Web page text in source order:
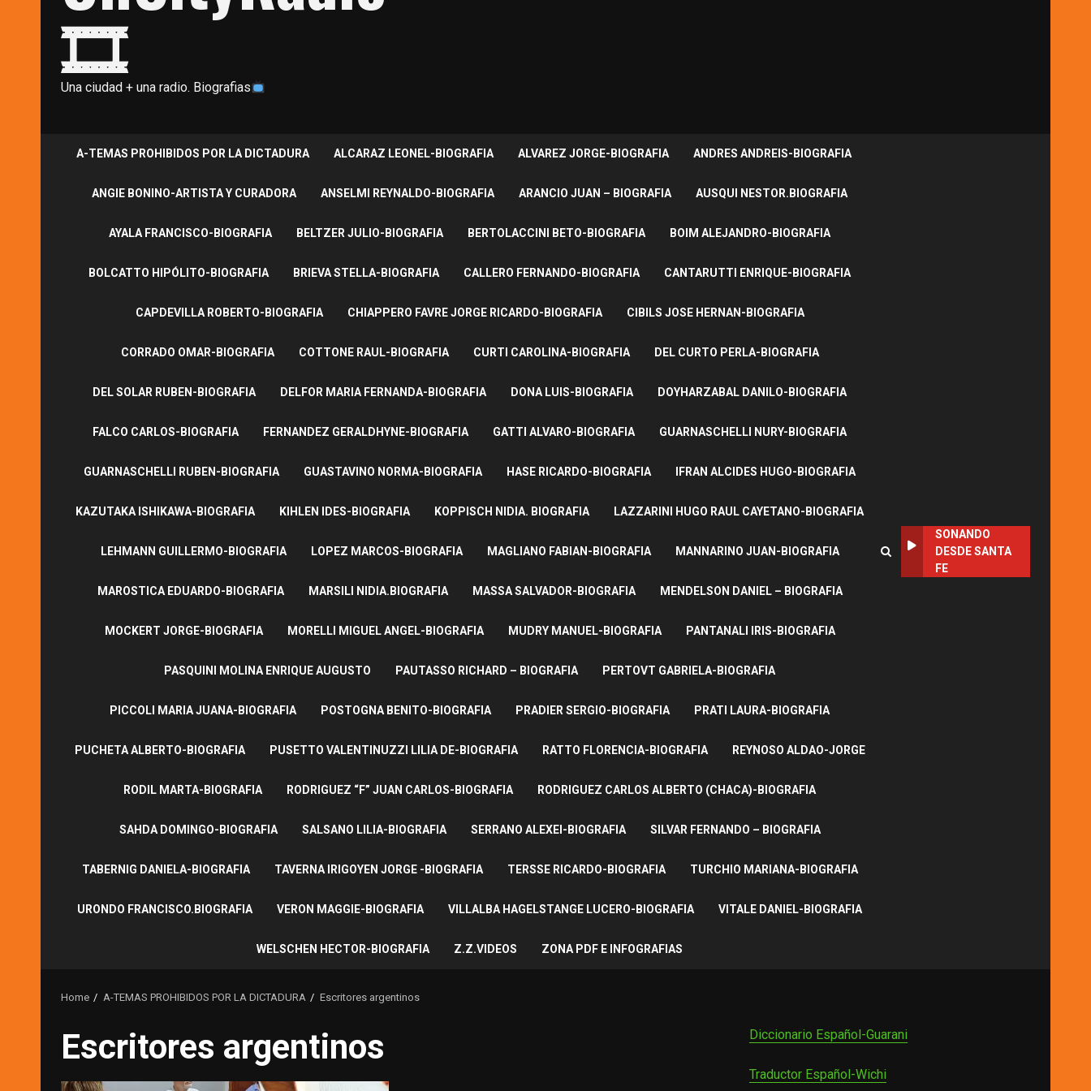
🎞
Una ciudad + una radio. Biografias
A-TEMAS PROHIBIDOS POR LA DICTADURA ALCARAZ LEONEL-BIOGRAFIA ALVAREZ JORGE-BIOGRAFIA ANDRES ANDREIS-BIOGRAFIA
ANGIE BONINO-ARTISTA Y CURADORA ANSELMI REYNALDO-BIOGRAFIA ARANCIO JUAN – BIOGRAFIA AUSQUI NESTOR.BIOGRAFIA
AYALA FRANCISCO-BIOGRAFIA BELTZER JULIO-BIOGRAFIA BERTOLACCINI BETO-BIOGRAFIA BOIM ALEJANDRO-BIOGRAFIA
BOLCATTO HIPÓLITO-BIOGRAFIA BRIEVA STELLA-BIOGRAFIA CALLERO FERNANDO-BIOGRAFIA CANTARUTTI ENRIQUE-BIOGRAFIA
CAPDEVILLA ROBERTO-BIOGRAFIA CHIAPPERO FAVRE JORGE RICARDO-BIOGRAFIA CIBILS JOSE HERNAN-BIOGRAFIA
CORRADO OMAR-BIOGRAFIA COTTONE RAUL-BIOGRAFIA CURTI CAROLINA-BIOGRAFIA DEL CURTO PERLA-BIOGRAFIA
DEL SOLAR RUBEN-BIOGRAFIA DELFOR MARIA FERNANDA-BIOGRAFIA DONA LUIS-BIOGRAFIA DOYHARZABAL DANILO-BIOGRAFIA
FALCO CARLOS-BIOGRAFIA FERNANDEZ GERALDHYNE-BIOGRAFIA GATTI ALVARO-BIOGRAFIA GUARNASCHELLI NURY-BIOGRAFIA
GUARNASCHELLI RUBEN-BIOGRAFIA GUASTAVINO NORMA-BIOGRAFIA HASE RICARDO-BIOGRAFIA IFRAN ALCIDES HUGO-BIOGRAFIA
KAZUTAKA ISHIKAWA-BIOGRAFIA KIHLEN IDES-BIOGRAFIA KOPPISCH NIDIA. BIOGRAFIA LAZZARINI HUGO RAUL CAYETANO-BIOGRAFIA
LEHMANN GUILLERMO-BIOGRAFIA LOPEZ MARCOS-BIOGRAFIA MAGLIANO FABIAN-BIOGRAFIA MANNARINO JUAN-BIOGRAFIA
MAROSTICA EDUARDO-BIOGRAFIA MARSILI NIDIA.BIOGRAFIA MASSA SALVADOR-BIOGRAFIA MENDELSON DANIEL – BIOGRAFIA
MOCKERT JORGE-BIOGRAFIA MORELLI MIGUEL ANGEL-BIOGRAFIA MUDRY MANUEL-BIOGRAFIA PANTANALI IRIS-BIOGRAFIA
PASQUINI MOLINA ENRIQUE AUGUSTO PAUTASSO RICHARD – BIOGRAFIA PERTOVT GABRIELA-BIOGRAFIA
PICCOLI MARIA JUANA-BIOGRAFIA POSTOGNA BENITO-BIOGRAFIA PRADIER SERGIO-BIOGRAFIA PRATI LAURA-BIOGRAFIA
PUCHETA ALBERTO-BIOGRAFIA PUSETTO VALENTINUZZI LILIA DE-BIOGRAFIA RATTO FLORENCIA-BIOGRAFIA REYNOSO ALDAO-JORGE
RODIL MARTA-BIOGRAFIA RODRIGUEZ “F” JUAN CARLOS-BIOGRAFIA RODRIGUEZ CARLOS ALBERTO (CHACA)-BIOGRAFIA
SAHDA DOMINGO-BIOGRAFIA SALSANO LILIA-BIOGRAFIA SERRANO ALEXEI-BIOGRAFIA SILVAR FERNANDO – BIOGRAFIA
TABERNIG DANIELA-BIOGRAFIA TAVERNA IRIGOYEN JORGE -BIOGRAFIA TERSSE RICARDO-BIOGRAFIA TURCHIO MARIANA-BIOGRAFIA
URONDO FRANCISCO.BIOGRAFIA VERON MAGGIE-BIOGRAFIA VILLALBA HAGELSTANGE LUCERO-BIOGRAFIA VITALE DANIEL-BIOGRAFIA
WELSCHEN HECTOR-BIOGRAFIA Z.Z.VIDEOS ZONA PDF E INFOGRAFIAS
SONANDO
DESDE SANTA
FE
Home A-TEMAS PROHIBIDOS POR LA DICTADURA Escritores argentinos
Escritores argentinos Diccionario Español-Guarani
Traductor Español-Wichi